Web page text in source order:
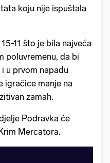
koju nije ispuštala
11 što je bila najveća
poluvremenu, da bi
u prvom napadu
igračice manje na
zamah.
Podravka će
Mercatora.